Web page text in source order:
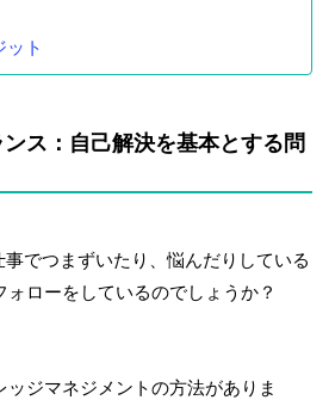
ット
ス：自己解決を基本とする問
事でつまずいたり、悩んだりしている
ローをしているのでしょうか？
ジマネジメントの方法がありま